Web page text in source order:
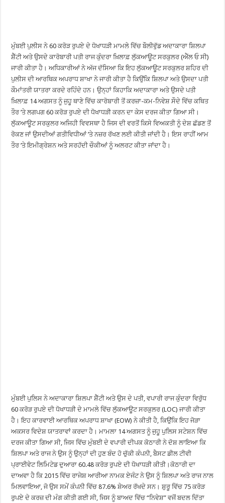
ਮੁੰਬਈ ਪੁਲੀਸ ਨੇ 60 ਕਰੋੜ ਰੁਪਏ ਦੇ ਧੋਖਾਧੜੀ ਮਾਮਲੇ ਵਿੱਚ ਬੌਲੀਵੁੱਡ ਅਦਾਕਾਰਾ ਸ਼ਿਲਪਾ
ਸ਼ੈੱਟੀ ਅਤੇ ਉਸਦੇ ਕਾਰੋਬਾਰੀ ਪਤੀ ਰਾਜ ਕੁੰਦਰਾ ਖ਼ਿਲਾਫ਼ ਲੁੱਕਆਊਟ ਸਰਕੁਲਰ (ਐੱਲ ਓ ਸੀ)
ਜਾਰੀ ਕੀਤਾ ਹੈ। ਅਧਿਕਾਰੀਆਂ ਨੇ ਅੱਜ ਦੱਸਿਆ ਕਿ ਇਹ ਲੁੱਕਆਊਟ ਸਰਕੁਲਰ ਸ਼ਹਿਰ ਦੀ
ਪੁਲੀਸ ਦੀ ਆਰਥਿਕ ਅਪਰਾਧ ਸ਼ਾਖਾ ਨੇ ਜਾਰੀ ਕੀਤਾ ਹੈ ਕਿਉਂਕਿ ਸ਼ਿਲਪਾ ਅਤੇ ਉਸਦਾ ਪਤੀ
ਕੌਮਾਂਤਰੀ ਯਾਤਰਾ ਕਰਦੇ ਰਹਿੰਦੇ ਹਨ। ਉਨ੍ਹਾਂ ਕਿਹਾਕਿ ਅਦਾਕਾਰਾ ਅਤੇ ਉਸਦੇ ਪਤੀ
ਖ਼ਿਲਾਫ਼ 14 ਅਗਸਤ ਨੂੰ ਜੁਹੂ ਥਾਣੇ ਵਿੱਚ ਕਾਰੋਬਾਰੀ ਤੋਂ ਕਰਜ਼ਾ-ਕਮ-ਨਿਵੇਸ਼ ਸੌਦੇ ਵਿੱਚ ਕਥਿਤ
ਤੌਰ ’ਤੇ ਲਗਪਗ 60 ਕਰੋੜ ਰੁਪਏ ਦੀ ਧੋਖਾਧੜੀ ਕਰਨ ਦਾ ਕੇਸ ਦਰਜ ਕੀਤਾ ਗਿਆ ਸੀ।
ਲੁੱਕਆਊਟ ਸਰਕੁਲਰ ਅਜਿਹੀ ਵਿਵਸਥਾ ਹੈ ਜਿਸ ਦੀ ਵਰਤੋਂ ਕਿਸੇ ਵਿਅਕਤੀ ਨੂੰ ਦੇਸ਼ ਛੱਡਣ ਤੋਂ
ਰੋਕਣ ਜਾਂ ਉਸਦੀਆਂ ਗਤੀਵਿਧੀਆਂ ’ਤੇ ਨਜ਼ਰ ਰੱਖਣ ਲਈ ਕੀਤੀ ਜਾਂਦੀ ਹੈ। ਇਸ ਰਾਹੀਂ ਆਮ
ਤੌਰ ’ਤੇ ਇਮੀਗ੍ਰੇਸ਼ਨ ਅਤੇ ਸਰਹੱਦੀ ਚੌਕੀਆਂ ਨੂੰ ਅਲਰਟ ਕੀਤਾ ਜਾਂਦਾ ਹੈ।
ਮੁੰਬਈ ਪੁਲਿਸ ਨੇ ਅਦਾਕਾਰਾ ਸ਼ਿਲਪਾ ਸ਼ੈੱਟੀ ਅਤੇ ਉਸ ਦੇ ਪਤੀ, ਵਪਾਰੀ ਰਾਜ ਕੁੰਦਰਾ ਵਿਰੁੱਧ
60 ਕਰੋੜ ਰੁਪਏ ਦੀ ਧੋਖਾਧੜੀ ਦੇ ਮਾਮਲੇ ਵਿੱਚ ਲੁੱਕਆਊਟ ਸਰਕੁਲਰ (LOC) ਜਾਰੀ ਕੀਤਾ
ਹੈ। ਇਹ ਕਾਰਵਾਈ ਆਰਥਿਕ ਅਪਰਾਧ ਸ਼ਾਖਾ (EOW) ਨੇ ਕੀਤੀ ਹੈ, ਕਿਉਂਕਿ ਇਹ ਜੋੜਾ
ਅਕਸਰ ਵਿਦੇਸ਼ ਯਾਤਰਾਵਾਂ ਕਰਦਾ ਹੈ। ਮਾਮਲਾ 14 ਅਗਸਤ ਨੂੰ ਜੁਹੂ ਪੁਲਿਸ ਸਟੇਸ਼ਨ ਵਿੱਚ
ਦਰਜ ਕੀਤਾ ਗਿਆ ਸੀ, ਜਿਸ ਵਿੱਚ ਮੁੰਬਈ ਦੇ ਵਪਾਰੀ ਦੀਪਕ ਕੋਠਾਰੀ ਨੇ ਦੋਸ਼ ਲਾਇਆ ਕਿ
ਸ਼ਿਲਪਾ ਅਤੇ ਰਾਜ ਨੇ ਉਸ ਨੂੰ ਉਨ੍ਹਾਂ ਦੀ ਹੁਣ ਬੰਦ ਹੋ ਚੁੱਕੀ ਕੰਪਨੀ, ਬੈਸਟ ਡੀਲ ਟੀਵੀ
ਪ੍ਰਾਈਵੇਟ ਲਿਮਿਟੇਡ ਦੁਆਰਾ 60.48 ਕਰੋੜ ਰੁਪਏ ਦੀ ਧੋਖਾਧੜੀ ਕੀਤੀ।ਕੋਠਾਰੀ ਦਾ
ਦਾਅਵਾ ਹੈ ਕਿ 2015 ਵਿੱਚ ਰਾਜੇਸ਼ ਆਰੀਆ ਨਾਮਕ ਏਜੰਟ ਨੇ ਉਸ ਨੂੰ ਸ਼ਿਲਪਾ ਅਤੇ ਰਾਜ ਨਾਲ
ਮਿਲਵਾਇਆ, ਜੋ ਉਸ ਸਮੇਂ ਕੰਪਨੀ ਵਿੱਚ 87.6% ਸ਼ੇਅਰ ਰੱਖਦੇ ਸਨ। ਸ਼ੁਰੂ ਵਿੱਚ 75 ਕਰੋੜ
ਰੁਪਏ ਦੇ ਕਰਜ਼ ਦੀ ਮੰਗ ਕੀਤੀ ਗਈ ਸੀ, ਜਿਸ ਨੂੰ ਬਾਅਦ ਵਿੱਚ “ਨਿਵੇਸ਼” ਵਜੋਂ ਬਦਲ ਦਿੱਤਾ